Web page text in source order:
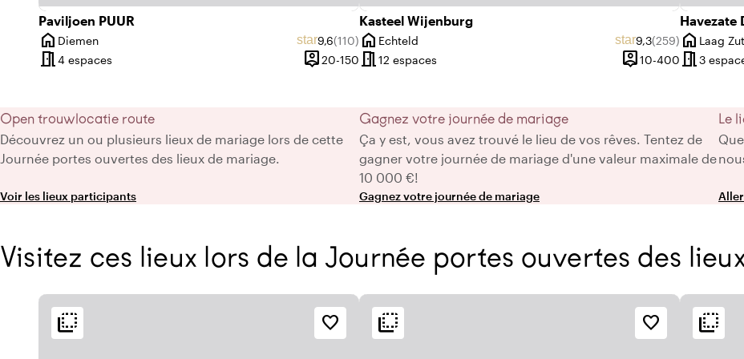
Paviljoen PUUR
home
Ville
Diemen starNote moyenne de 9,6 sur 10
9,6Nombre d'avis : 110
(110)
meeting_room4 espaces person_pin
Capacité
20-150 De 20 à 150 personnes
Kasteel Wijenburg
home
Ville
Echteld starNote moyenne de
9,3Nombre d'avis :
(259)
meeting_room12 espaces person_pin
Capacité
10-400 De 10 à
Havezate
home
Ville
Laag
meeting_room3
Open trouwlocatie route
Découvrez un ou plusieurs lieux de mariage lors de cette
Journée portes ouvertes des lieux de mariage.
Voir les lieux participants
Gagnez votre journée de mariage
Ça y est, vous avez trouvé le lieu de vos rêves. Tentez de
gagner votre journée de mariage d'une valeur maximale de
10 000 €!
Gagnez votre journée de mariage
Le
Visitez ces lieux lors de la Journée portes ouvertes des
flip_to_back favorite_border
flip_to_back Ambiance
info
flip_to_back favorite_border
flip_to_back Ambiance
info
Accessibilité et emplacement
water
flip_to_back
flip_to_back
Accessibilité et emplacement
location_city